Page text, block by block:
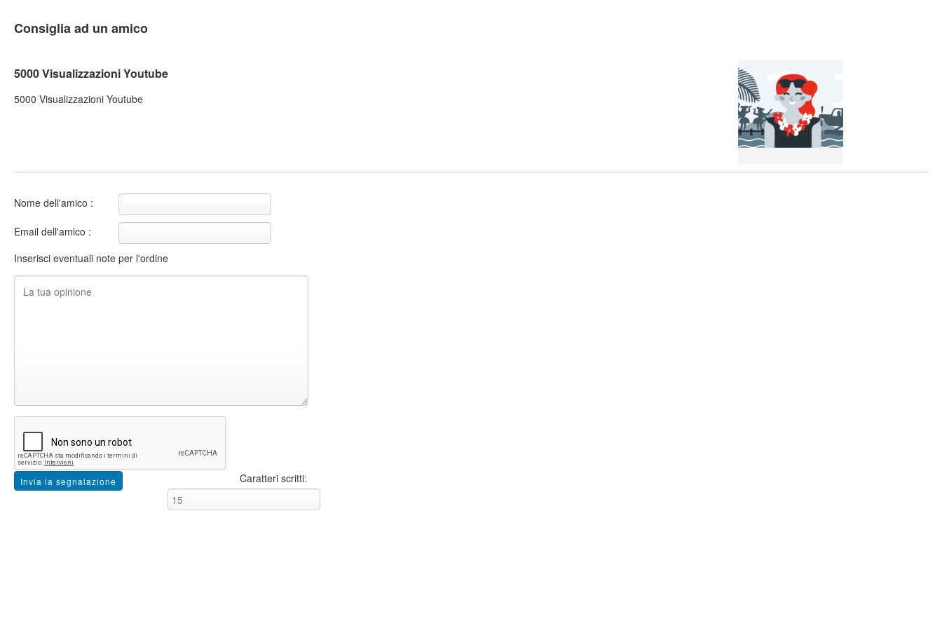
Consiglia ad un amico
5000 Visualizzazioni Youtube
5000 Visualizzazioni Youtube
Nome dell'amico :
Email dell'amico :
Inserisci eventuali note per l'ordine
Caratteri scritti: